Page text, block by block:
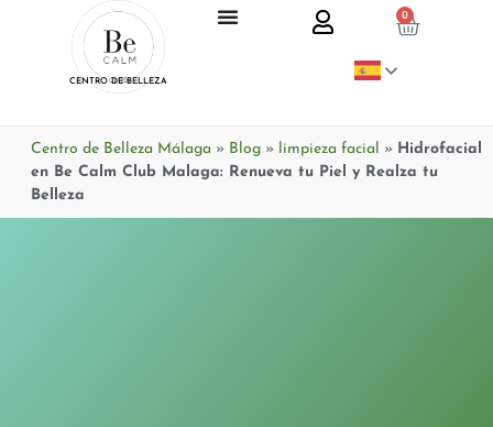
CENTRO DE BELLEZA
0
Centro de Belleza Málaga » Blog» limpieza facial » Hidrofacial
en Be Calm Club Malaga: Renueva tu Piel y Realza tu
Belleza